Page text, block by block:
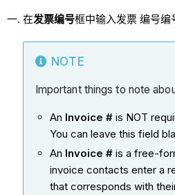
在发票编号框中输入发票 编号编
NOTE
Important things to note
An Invoice # is NOT
You can leave this field
An Invoice #is a free-
invoice contacts enter a
that corresponds with